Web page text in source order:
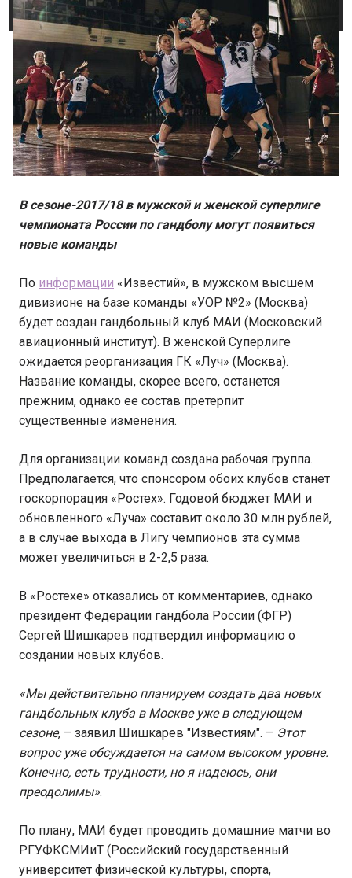
В сезоне-2017/18 в мужской и женской суперлиге
чемпионата России по гандболу могут появиться
новые команды
По информации «Известий», в мужском высшем
дивизионе на базе команды «УОР №2» (Москва)
будет создан гандбольный клуб МАИ (Московский
авиационный институт). В женской Суперлиге
ожидается реорганизация ГК «Луч» (Москва).
Название команды, скорее всего, останется
прежним, однако ее состав претерпит
существенные изменения.
Для организации команд создана рабочая группа.
Предполагается, что спонсором обоих клубов станет
госкорпорация «Ростех». Годовой бюджет МАИ и
обновленного «Луча» составит около 30 млн рублей,
а в случае выхода в Лигу чемпионов эта сумма
может увеличиться в 2-2,5 раза.
В «Ростехе» отказались от комментариев, однако
президент Федерации гандбола России (ФГР)
Сергей Шишкарев подтвердил информацию о
создании новых клубов.
«Мы действительно планируем создать два новых
гандбольных клуба в Москве уже в следующем
сезоне, – заявил Шишкарев "Известиям". – Этот
вопрос уже обсуждается на самом высоком уровне.
Конечно, есть трудности, но я надеюсь, они
преодолимы».
По плану, МАИ будет проводить домашние матчи во
РГУФКСМИиТ (Российский государственный
университет физической культуры, спорта,